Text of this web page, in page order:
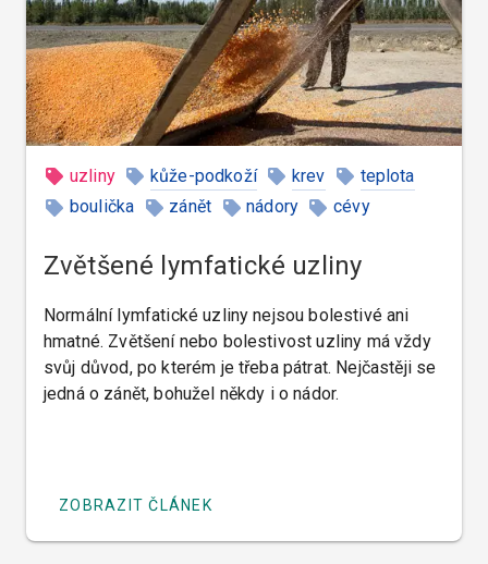
uzliny kůže-podkoží krev
teplota
boulička
zánět nádory cévy
Zvětšené lymfatické uzliny
Normální lymfatické uzliny nejsou bolestivé ani
hmatné. Zvětšení nebo bolestivost uzliny má vždy
svůj důvod, po kterém je třeba pátrat. Nejčastěji se
jedná o zánět, bohužel někdy i o nádor.
ZOBRAZIT ČLÁNEK